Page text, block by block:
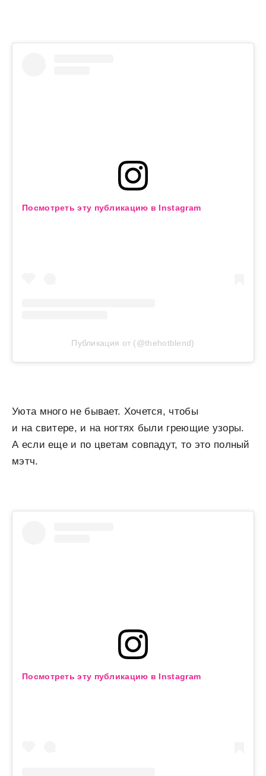
Посмотреть эту публикацию в Instagram
Публикация от (@thehotblend)
Уюта много не бывает. Хочется, чтобы
и на свитере, и на ногтях были греющие узоры.
А если еще и по цветам совпадут, то это полный
мэтч.
Посмотреть эту публикацию в Instagram